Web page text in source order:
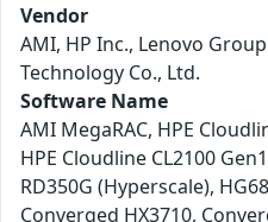
Vendor
AMI, HP Inc., Lenovo
Technology Co., Ltd.
Software Name
AMI MegaRAC, HPE
HPE Cloudline CL2100
RD350G (Hyperscale),
Converged HX3710,